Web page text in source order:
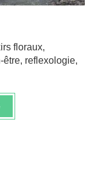
floraux,
reflexologie,